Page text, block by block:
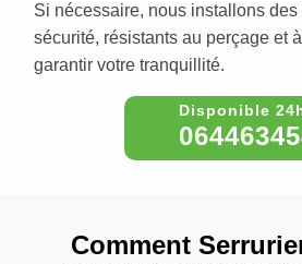
Si nécessaire, nous installons
sécurité, résistants au perçage et
garantir votre tranquillité.
Comment